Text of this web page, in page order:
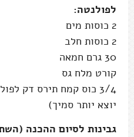
לפולנטה:
2 כוסות מים
2 כוסות חלב
30 גרם חמאה
קורט מלח גס
3/4 כוס קמח תירס דק
יוצא יותר סמיך)
גבינות לסיום ההכנה